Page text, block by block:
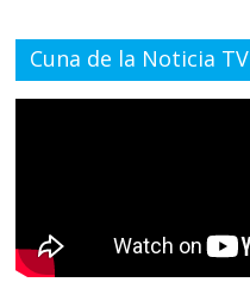
Cuna de la Noticia TV